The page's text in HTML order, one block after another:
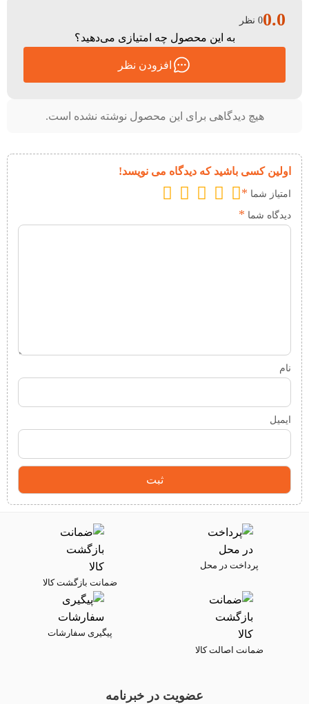
هیچ دیدگاهی برای این محصول نوشته نشده است.
اولین کسی باشید که دیدگاه می نویسد!
امتیاز شما *
دیدگاه شما *
نام
ایمیل
0.00 نظر
به این محصول چه امتیازی می‌دهید؟
افزودن نظر
پرداخت در محل
ضمانت بازگشت کالا
ضمانت اصالت کالا
پیگیری سفارشات
عضویت در خبرنامه